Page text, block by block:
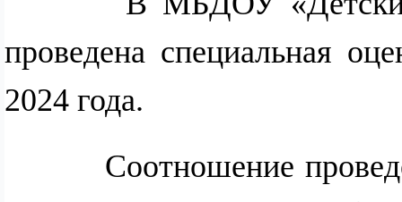
проведена специальная
2024 года.
Соотношение